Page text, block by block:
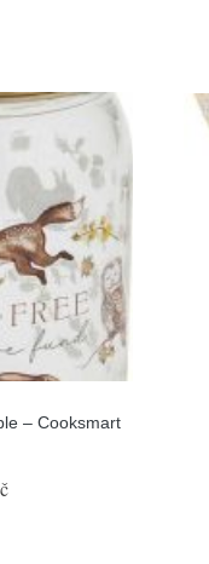
– Cooksmart